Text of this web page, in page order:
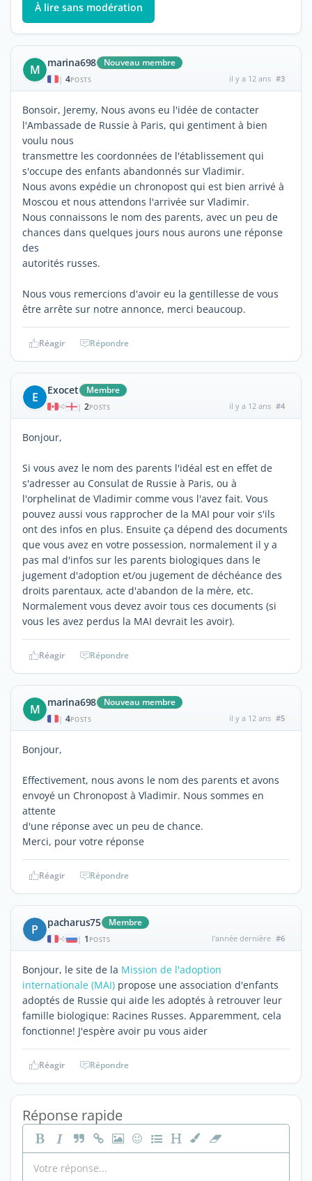
À lire sans modération
M marina698 Nouveau membre
| 4POSTS il y a 12 ans #3
Bonsoir, Jeremy, Nous avons eu l'idée de contacter
l'Ambassade de Russie à Paris, qui gentiment à bien
voulu nous
transmettre les coordonnées de l'établissement qui
s'occupe des enfants abandonnés sur Vladimir.
Nous avons expédie un chronopost qui est bien arrivé à
Moscou et nous attendons l'arrivée sur Vladimir.
Nous connaissons le nom des parents, avec un peu de
chances dans quelques jours nous aurons une réponse
des
autorités russes.
Nous vous remercions d'avoir eu la gentillesse de vous
être arrête sur notre annonce, merci beaucoup.
Réagir Répondre
E Exocet Membre
| 2POSTS il y a 12 ans #4
Bonjour,
Si vous avez le nom des parents l'idéal est en effet de
s'adresser au Consulat de Russie à Paris, ou à
l'orphelinat de Vladimir comme vous l'avez fait. Vous
pouvez aussi vous rapprocher de la MAI pour voir s'ils
ont des infos en plus. Ensuite ça dépend des documents
que vous avez en votre possession, normalement il y a
pas mal d'infos sur les parents biologiques dans le
jugement d'adoption et/ou jugement de déchéance des
droits parentaux, acte d'abandon de la mère, etc.
Normalement vous devez avoir tous ces documents (si
vous les avez perdus la MAI devrait les avoir).
Réagir Répondre
M marina698 Nouveau membre
| 4POSTS il y a 12 ans #5
Bonjour,
Effectivement, nous avons le nom des parents et avons
envoyé un Chronopost à Vladimir. Nous sommes en
attente
d'une réponse avec un peu de chance.
Merci, pour votre réponse
Réagir Répondre
P pacharus75 Membre
| 1 POSTS l'année dernière #6
Bonjour, le site de la Mission de l'adoption
internationale (MAI) propose une association d'enfants
adoptés de Russie qui aide les adoptés à retrouver leur
famille biologique: Racines Russes. Apparemment, cela
fonctionne! J'espère avoir pu vous aider
Réagir Répondre
Réponse rapide